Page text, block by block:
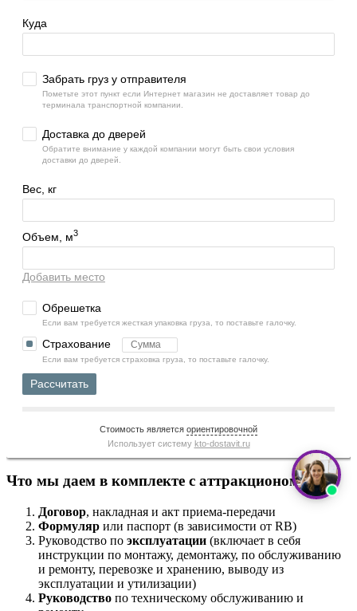
Куда
Забрать груз у отправителя
Пометьте этот пункт если Интернет магазин не доставляет товар до
терминала транспортной компании.
Доставка до дверей
Обратите внимание у каждой компании могут быть свои условия
доставки до дверей.
Вес, кг
Объем, м3
Добавить место
Обрешетка
Если вам требуется жесткая упаковка груза, то поставьте галочку.
Страхование
Если вам требуется страховка груза, то поставьте галочку.
Рассчитать
Стоимость является ориентировочной
Использует систему kto-dostavit.ru
Что мы даем в комплекте с аттракционом
Договор, накладная и акт приема-передачи
Формуляр или паспорт (в зависимости от RB)
Руководство по эксплуатации (включает в себя
инструкции по монтажу, демонтажу, по обслуживанию
и ремонту, перевозке и хранению, выводу из
эксплуатации и утилизации)
Руководство по техническому обслуживанию и